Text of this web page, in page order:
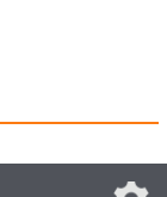
IMPRESSUM